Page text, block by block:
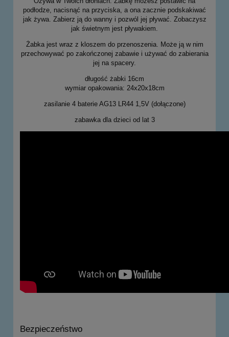
podłodze, nacisnąć na przyciska, a ona zacznie podskakiwać
jak żywa. Zabierz ją do wanny i pozwól jej pływać. Zobaczysz
jak świetnym jest pływakiem.
Żabka jest wraz z kloszem do przenoszenia. Może ją w nim
przechowywać po zakończonej zabawie i używać do zabierania
jej na spacery.
długość żabki 16cm
wymiar opakowania: 24x20x18cm
zasilanie 4 baterie AG13 LR44 1,5V (dołączone)
zabawka dla dzieci od lat 3
Bezpieczeństwo